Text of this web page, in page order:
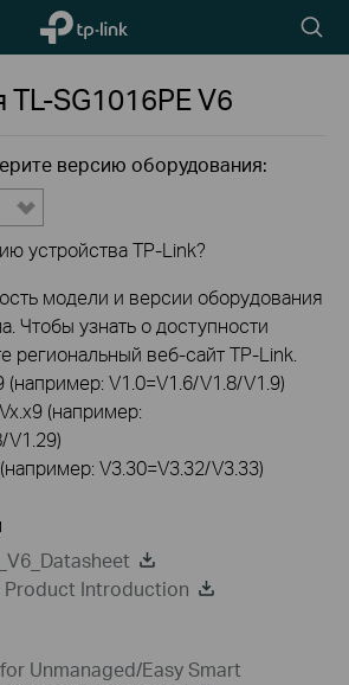
TP-Link,
Reliably
icon
TL-SG1016PEV6
версию оборудования:
устройства TP-Link?
модели и версии оборудования
Чтобы узнать о доступности
региональный веб-сайт TP-Link.
(например: V1.0=V1.6/V1.8/V1.9)
(например:
V1.29)
V3.30=V3.32/V3.33)
Product Introduction
Unmanaged/Easy Smart